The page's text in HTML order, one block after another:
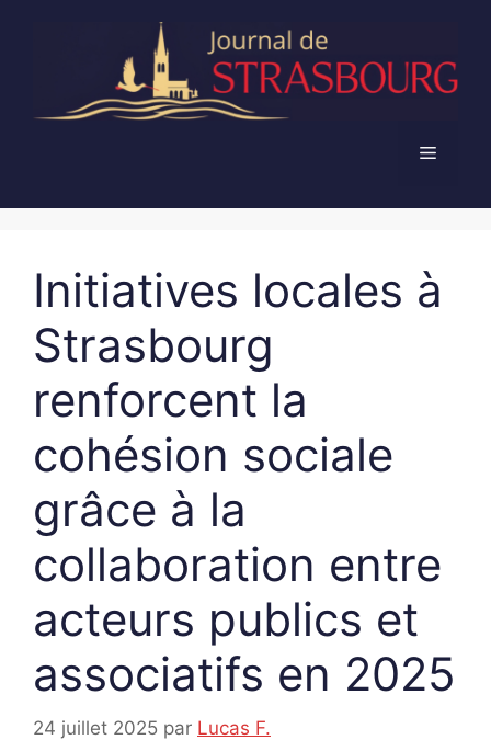
Menu
Initiatives locales à
Strasbourg
renforcent la
cohésion sociale
grâce à la
collaboration entre
acteurs publics et
associatifs en 2025
24 juillet 2025 par Lucas F.